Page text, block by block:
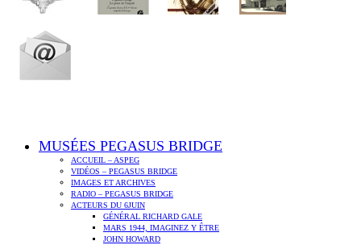
MUSÉES PEGASUS BRIDGE
ACCUEIL – ASPEG
VIDÉOS – PEGASUS BRIDGE
IMAGES ET ARCHIVES
RADIO – PEGASUS BRIDGE
ACTEURS DU 6JUIN
GÉNÉRAL RICHARD GALE
MARS 1944, IMAGINEZ Y ÊTRE
JOHN HOWARD